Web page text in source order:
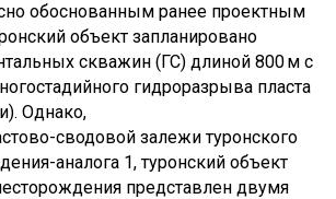
обоснованным ранее проектным
объект запланировано
скважин (ГС) длиной 800 м с
гидроразрыва пласта
Однако,
сводовой залежи туронского
аналога 1, туронский объект
представлен двумя